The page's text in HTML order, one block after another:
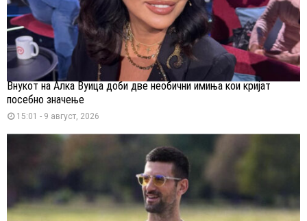
Внукот на Алка Вуица доби две необични имиња кои кријат
посебно значење
15:01 - 9 август, 2026